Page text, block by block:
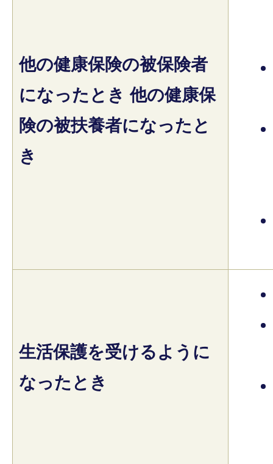
他の健康保険の被保険者
になったとき 他の健康保
険の被扶養者になったと
き
生活保護を受けるように
なったとき